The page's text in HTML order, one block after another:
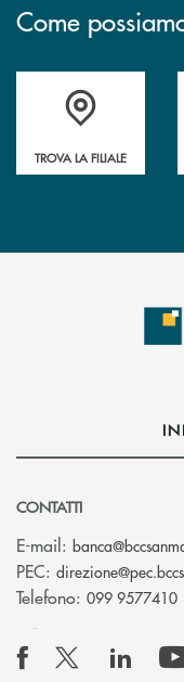
Come
Accedi all' elenco
TROVA LA FILIALE
CONTATTI
E-mail:
PEC:
Telefono: 099 9577410